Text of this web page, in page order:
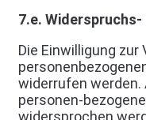
7.e.
Die Einwilligung zur
widerrufen werden.
personen-
widersprochen